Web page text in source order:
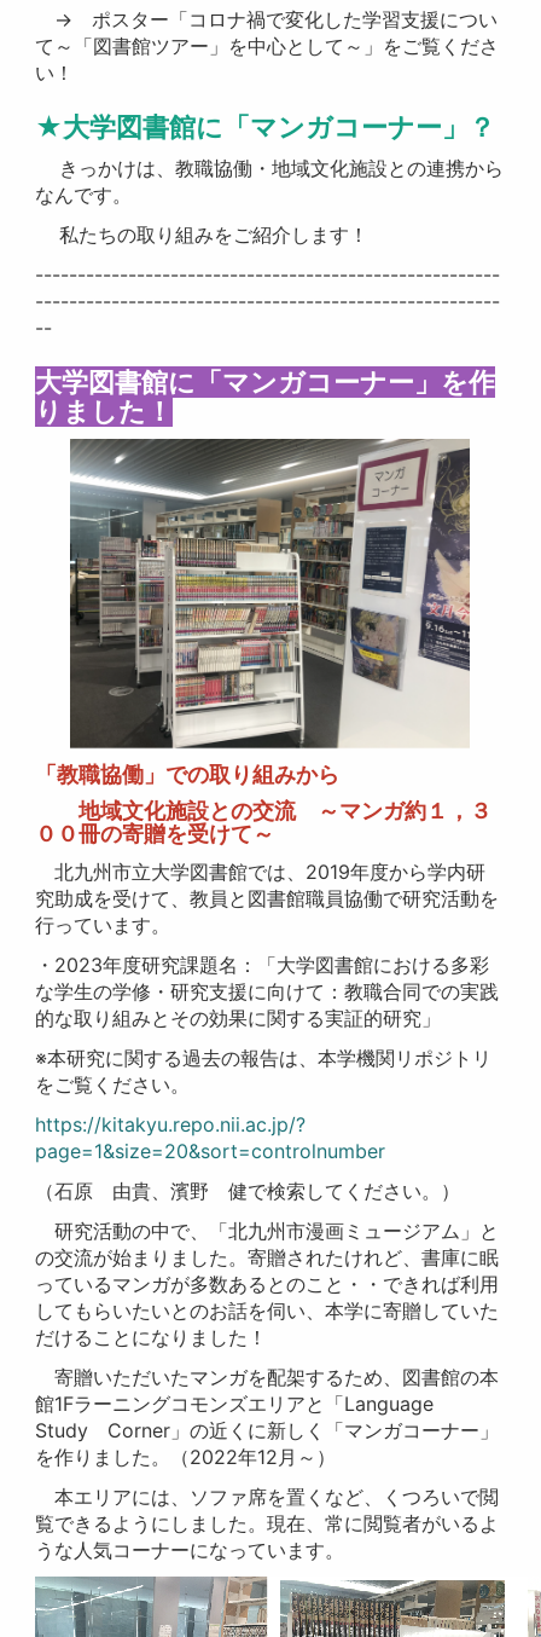
→ ポスター「コロナ禍で変化した学習支援につい
て～「図書館ツアー」を中心として～」をご覧くださ
い！
★大学図書館に「マンガコーナー」？
きっかけは、教職協働・地域文化施設との連携から
なんです。
私たちの取り組みをご紹介します！
-------------------------------------------------------
-------------------------------------------------------
--
大学図書館に「マンガコーナー」を作
りました！
「教職協働」での取り組みから
地域文化施設との交流 ～マンガ約１，３
００冊の寄贈を受けて～
北九州市立大学図書館では、2019年度から学内研
究助成を受けて、教員と図書館職員協働で研究活動を
行っています。
・2023年度研究課題名：「大学図書館における多彩
な学生の学修・研究支援に向けて：教職合同での実践
的な取り組みとその効果に関する実証的研究」
※本研究に関する過去の報告は、本学機関リポジトリ
をご覧ください。
https://kitakyu.repo.nii.ac.jp/?
page=1&size=20&sort=controlnumber
（石原 由貴、濱野 健で検索してください。）
研究活動の中で、「北九州市漫画ミュージアム」と
の交流が始まりました。寄贈されたけれど、書庫に眠
っているマンガが多数あるとのこと・・できれば利用
してもらいたいとのお話を伺い、本学に寄贈していた
だけることになりました！
寄贈いただいたマンガを配架するため、図書館の本
館1Fラーニングコモンズエリアと「Language
Study Corner」の近くに新しく「マンガコーナー」
を作りました。（2022年12月～）
本エリアには、ソファ席を置くなど、くつろいで閲
覧できるようにしました。現在、常に閲覧者がいるよ
うな人気コーナーになっています。